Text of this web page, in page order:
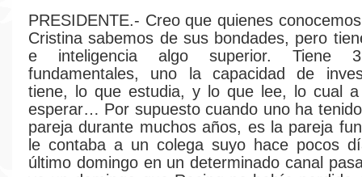
PRESIDENTE.- Creo que quienes
Cristina sabemos de sus bondades, pero
e inteligencia algo superior. Tiene 3
fundamentales, uno la capacidad de
tiene, lo que estudia, y lo que lee, lo cual
esperar… Por supuesto cuando uno ha
pareja durante muchos años, es la pareja
le contaba a un colega suyo hace pocos
último domingo en un determinado canal